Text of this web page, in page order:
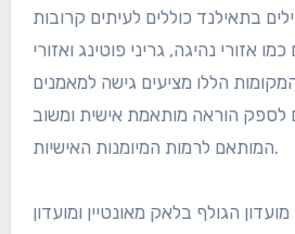
מציעים את
הטובים ביותר
ביותר לשיפור הביצועים בתאילנד
הכללי. מסלולים אלו כוללים בדרך